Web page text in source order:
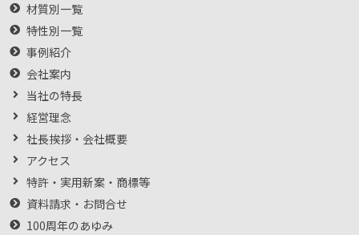
材質別一覧
特性別一覧
事例紹介
会社案内
当社の特長
経営理念
社長挨拶・会社概要
アクセス
特許・実用新案・商標等
資料請求・お問合せ
100周年のあゆみ